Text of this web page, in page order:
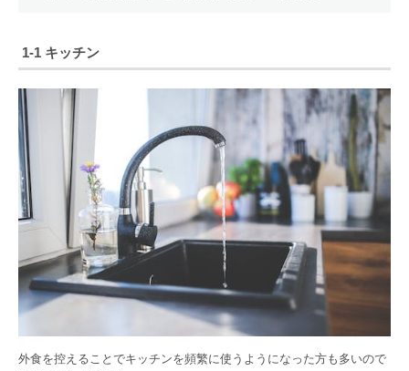
1-1 キッチン
外食を控えることでキッチンを頻繁に使うようになった方も多いので